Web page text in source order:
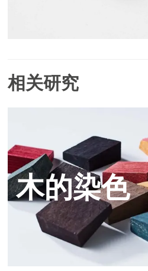
相关研究
木的染色